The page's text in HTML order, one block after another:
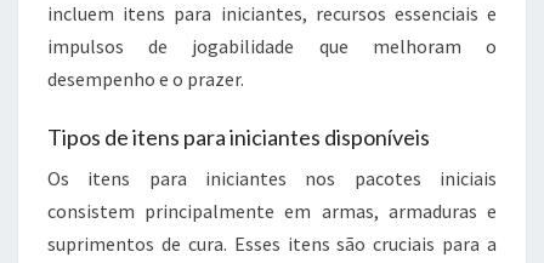
incluem itens para iniciantes, recursos essenciais e
impulsos de jogabilidade que melhoram o
desempenho e o prazer.
Tipos de itens para iniciantes disponíveis
Os itens para iniciantes nos pacotes iniciais
consistem principalmente em armas, armaduras e
suprimentos de cura. Esses itens são cruciais para a